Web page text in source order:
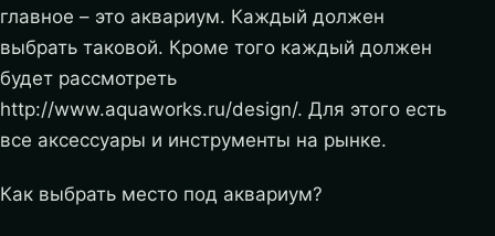
главное – это аквариум. Каждый должен
выбрать таковой. Кроме того каждый должен
будет рассмотреть
http://www.aquaworks.ru/design/. Для этого есть
все аксессуары и инструменты на рынке.
Как выбрать место под аквариум?